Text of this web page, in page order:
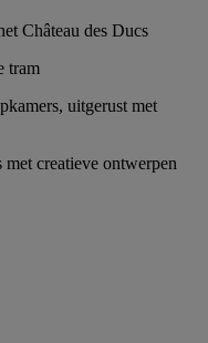
Château des Ducs
tram
uitgerust met
creatieve ontwerpen